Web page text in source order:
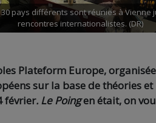
pays différents sont réunies à
rencontres internationalistes. (DR)
Plateform Europe,
sur la base de théories
février. Le Poingen était, on